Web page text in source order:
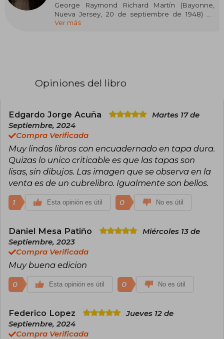
George Raymond Richard Martín (Bayonne,
Nueva Jersey, 20 de septiembre de 1948) es
escritor profesional y guionista de literatura
Locus Awards, el Bram Stoker, el World Fantasy
Award, el Dedalus, Balrog y el Daikon.
Ver más
Opiniones del libro
Edgardo Jorge Acuña
Martes 17 de
Septiembre, 2024
Compra Verificada
Muy lindos libros con encuadernado en tapa dura.
Quizas lo unico criticable es que las tapas son
lisas, sin dibujos. Las imagen que se observa en la
venta es de un cubrelibro. Igualmente son bellos.
1 Esta opinión es útil 0 No es útil
Daniel Mesa Patiño
Miércoles 13 de
Septiembre, 2023
Compra Verificada
Muy buena edicion
0 Esta opinión es útil 0 No es útil
Federico Lopez
Jueves 12 de
Septiembre, 2024
Compra Verificada